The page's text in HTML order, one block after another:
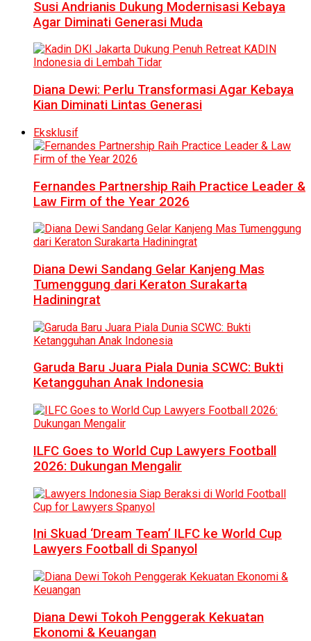
Susi Andrianis Dukung Modernisasi Kebaya
Agar Diminati Generasi Muda
Diana Dewi: Perlu Transformasi Agar Kebaya
Kian Diminati Lintas Generasi
Eksklusif
Fernandes Partnership Raih Practice Leader &
Law Firm of the Year 2026
Diana Dewi Sandang Gelar Kanjeng Mas
Tumenggung dari Keraton Surakarta
Hadiningrat
Garuda Baru Juara Piala Dunia SCWC: Bukti
Ketangguhan Anak Indonesia
ILFC Goes to World Cup Lawyers Football
2026: Dukungan Mengalir
Ini Skuad ‘Dream Team’ ILFC ke World Cup
Lawyers Football di Spanyol
Diana Dewi Tokoh Penggerak Kekuatan
Ekonomi & Keuangan